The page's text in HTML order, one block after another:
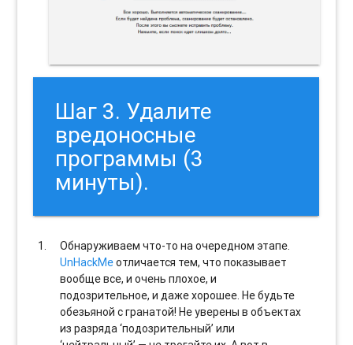
Шаг 3. Удалите
вредоносные
программы (3
минуты).
Обнаруживаем что-то на очередном этапе.
UnHackMeотличается тем, что показывает
вообще все, и очень плохое, и
подозрительное, и даже хорошее. Не будьте
обезьяной с гранатой! Не уверены в объектах
из разряда ‘подозрительный’ или